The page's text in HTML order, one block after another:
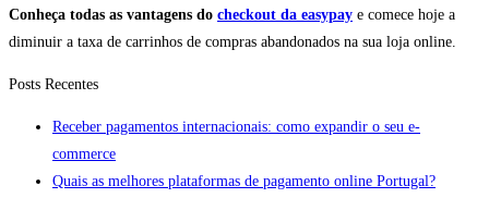
Conheça todas as vantagens do checkout da easypay e comece hoje a
diminuir a taxa de carrinhos de compras abandonados na sua loja online.
Posts Recentes
Receber pagamentos internacionais: como expandir o seu e-
commerce
Quais as melhores plataformas de pagamento online Portugal?